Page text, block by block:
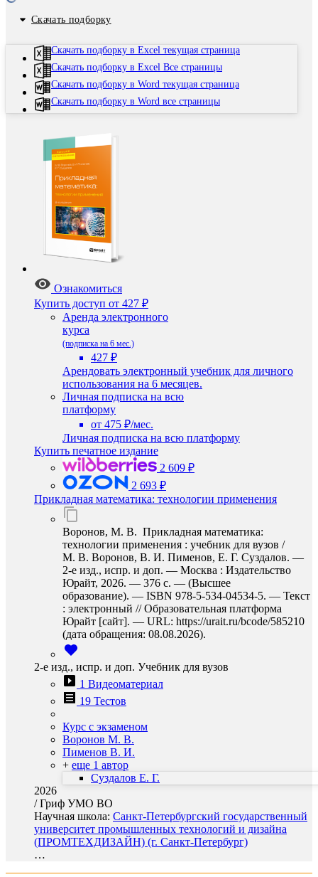
Скачать подборку
Скачать подборку в Excel текущая страница
Скачать подборку в Excel Все страницы
Скачать подборку в Word текущая страница
Скачать подборку в Word все страницы
Ознакомиться
Купить доступ от 427 ₽
Аренда электронного
курса
(подписка на 6 мес.)
427 ₽
Арендовать электронный учебник для личного
использования на 6 месяцев.
Личная подписка на всю
платформу
от 475 ₽/мес.
Личная подписка на всю платформу
Купить печатное издание
2 609 ₽
2 693 ₽
Прикладная математика: технологии применения
Воронов, М. В. Прикладная математика:
технологии применения : учебник для вузов /
М. В. Воронов, В. И. Пименов, Е. Г. Суздалов. —
2-е изд., испр. и доп. — Москва : Издательство
Юрайт, 2026. — 376 с. — (Высшее
образование). — ISBN 978-5-534-04534-5. — Текст
: электронный // Образовательная платформа
Юрайт [сайт]. — URL: https://urait.ru/bcode/585210
(дата обращения: 08.08.2026).
2-е изд., испр. и доп. Учебник для вузов
1 Видеоматериал
19 Тестов
Курс с экзаменом
Воронов М. В.
Пименов В. И.
+ еще 1 автор
Суздалов Е. Г.
2026
/Гриф УМО ВО
Научная школа: Санкт-Петербургский государственный
университет промышленных технологий и дизайна
(ПРОМТЕХДИЗАЙН) (г. Санкт-Петербург)
…